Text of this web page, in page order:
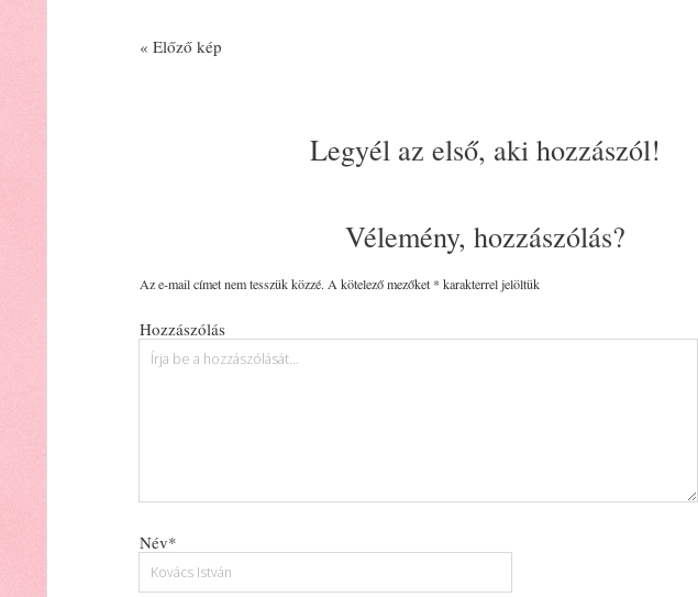
« Előző kép
Legyél az első, aki hozzászól!
Vélemény, hozzászólás?
Az e-mail címet nem tesszük közzé. A kötelező mezőket * karakterrel jelöltük
Hozzászólás
Név*